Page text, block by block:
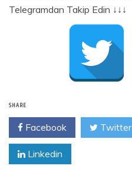
Telegramdan Takip Edin ↓↓↓
SHARE
Facebook Twitter
Linkedin